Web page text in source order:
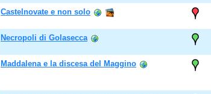
Castelnovate e non solo
Necropoli di Golasecca
Maddalena e la discesa del Maggino